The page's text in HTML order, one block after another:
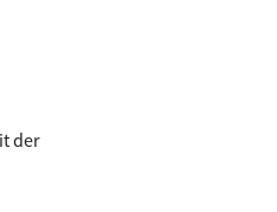
der